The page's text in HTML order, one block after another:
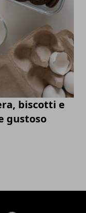
biscotti e
gustoso